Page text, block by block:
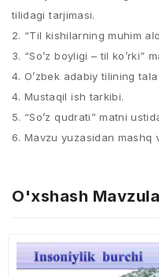
tilidаgi tаrjimаsi.
2. “Til kishilаrning muhim
3. “So’z bоyligi – til ko’rki”
4. O’zbek аdаbiy tilining
4. Mustaqil ish tarkibi.
5. “So’z qudrаti” mаtni
6. Mаvzu yuzаsidаn mаshq
O'xshash